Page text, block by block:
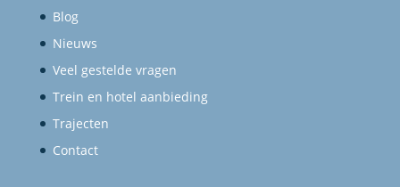
Blog
Nieuws
Veel gestelde vragen
Trein en hotel aanbieding
Trajecten
Contact